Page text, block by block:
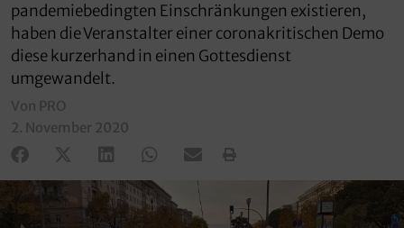
pandemiebedingten Einschränkungen existieren,
haben die Veranstalter einer coronakritischen Demo
diese kurzerhand in einen Gottesdienst
umgewandelt.
Von PRO
2. November 2020